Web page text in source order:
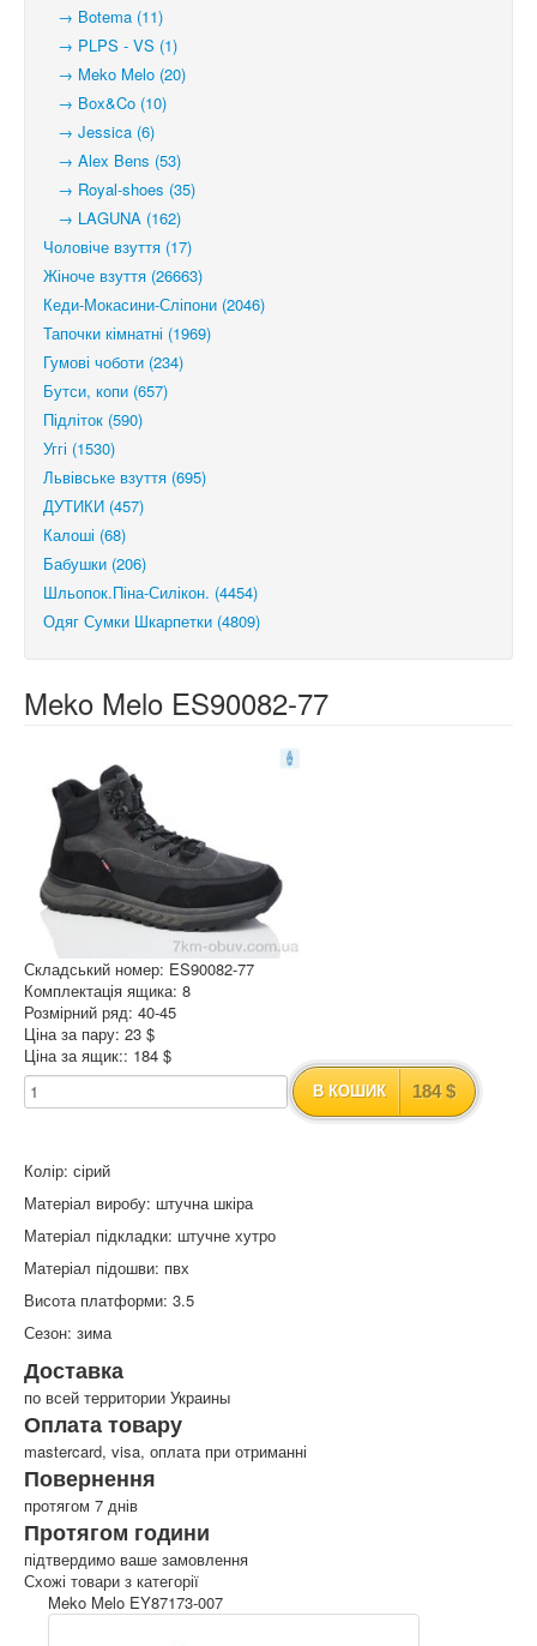
→ Botema (11)
→ PLPS - VS (1)
→ Meko Melo (20)
→ Box&Co (10)
→ Jessica (6)
→ Alex Bens (53)
→ Royal-shoes (35)
→ LAGUNA (162)
Чоловіче взуття (17)
Жіноче взуття (26663)
Кеди-Мокасини-Сліпони (2046)
Тапочки кімнатні (1969)
Гумові чоботи (234)
Бутси, копи (657)
Підліток (590)
Уггі (1530)
Львівське взуття (695)
ДУТИКИ (457)
Калоші (68)
Бабушки (206)
Шльопок.Піна-Силікон. (4454)
Одяг Сумки Шкарпетки (4809)
Meko Melo ES90082-77
Складський номер: ES90082-77
Комплектація ящика: 8
Розмірний ряд: 40-45
Ціна за пару: 23 $
Ціна за ящик:: 184 $
В КОШИК 184 $
Колір: сірий
Матеріал виробу: штучна шкіра
Матеріал підкладки: штучне хутро
Матеріал підошви: пвх
Висота платформи: 3.5
Сезон: зима
Доставка
по всей территории Украины
Оплата товару
mastercard, visa, оплата при отриманні
Повернення
протягом 7 днів
Протягом години
підтвердимо ваше замовлення
Схожі товари з категорії
Meko Melo EY87173-007